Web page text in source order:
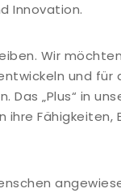
Innovation.
Wir
und für
„Plus“ in
Fähigkeiten,